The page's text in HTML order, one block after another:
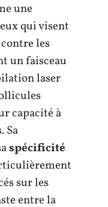
une
qui visent
les
un faisceau
laser
capacité à
Sa
spécificité
sur les
entre la